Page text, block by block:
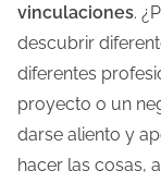
vinculaciones.
descubrir
diferentes
proyecto o un
darse aliento y
hacer las cosas,